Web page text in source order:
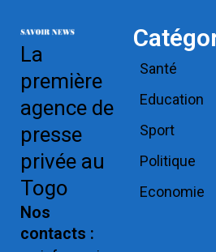
La
première
agence de
presse
privée au
Togo
Nos
contacts :
Santé
Education
Sport
Politique
Economie